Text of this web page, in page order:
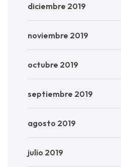
diciembre 2019
noviembre 2019
octubre 2019
septiembre 2019
agosto 2019
julio 2019